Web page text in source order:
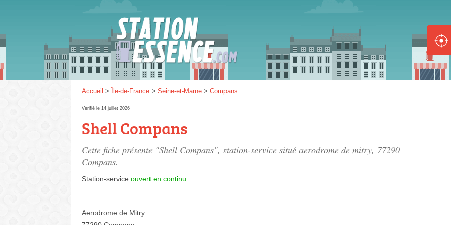
Accueil > Île-de-France > Seine-et-Marne > Compans
Vérifié le 14 juillet 2026
Shell Compans
Cette fiche présente "Shell Compans", station-service situé aerodrome de mitry, 77290
Compans.
Station-service ouvert en continu
Aerodrome de Mitry
Gazole :
Disponible Épuisé
SP 98 :
Disponible Épuisé